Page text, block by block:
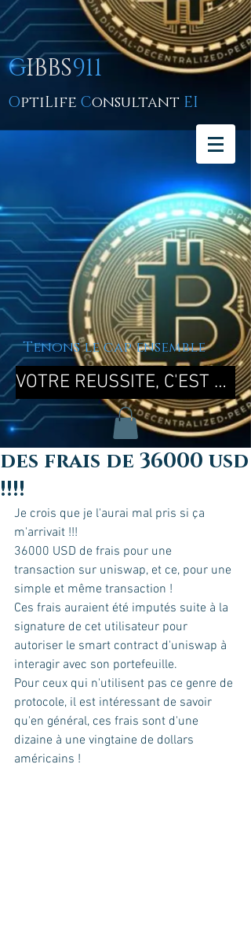
GIBBS911
OptiLife Consultant EI
Tenons le cap ensemble
VOTRE REUSSITE, C'EST MA REUSSITE !
des frais de 36000 usd
!!!!
Je crois que je l'aurai mal pris si ça
m'arrivait !!!
36000 USD de frais pour une
transaction sur uniswap, et ce, pour une
simple et même transaction !
Ces frais auraient été imputés suite à la
signature de cet utilisateur pour
autoriser le smart contract d'uniswap à
interagir avec son portefeuille.
Pour ceux qui n'utilisent pas ce genre de
protocole, il est intéressant de savoir
qu'en général, ces frais sont d'une
dizaine à une vingtaine de dollars
américains !